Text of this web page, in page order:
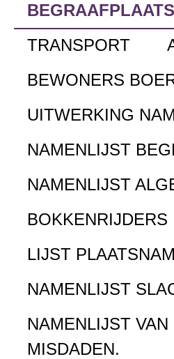
TRANSPORT
BEWONERS
UITWERKING
NAMENLIJST
NAMENLIJST
BOKKENRIJDERS
LIJST
NAMENLIJST
NAMENLIJST
MISDADEN.